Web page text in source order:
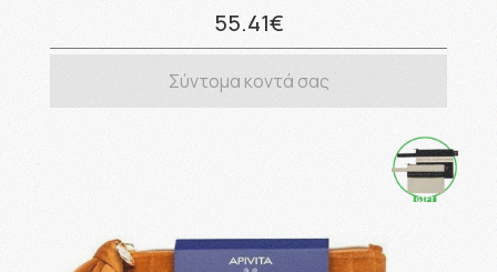
55.41€
Σύντομα κοντά σας